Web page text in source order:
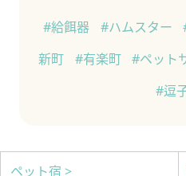
#給餌器 #ハムスター
新町
#有楽町 #ペット
#逗
ペット宿 >